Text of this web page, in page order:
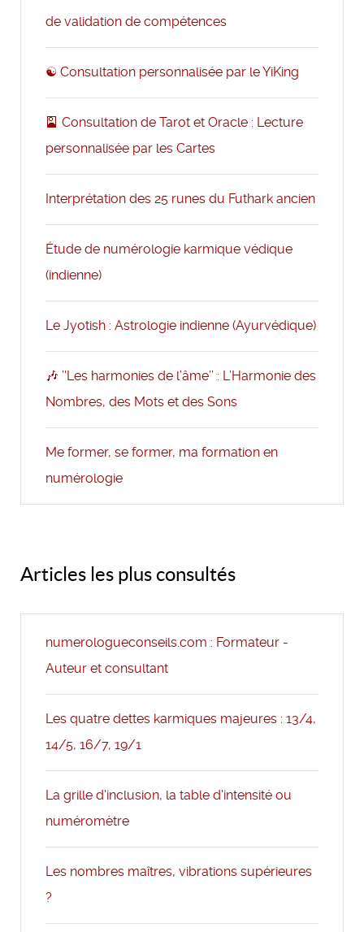
de validation de compétences
☯️ Consultation personnalisée par le YiKing
🎴 Consultation de Tarot et Oracle : Lecture
personnalisée par les Cartes
Interprétation des 25 runes du Futhark ancien
Étude de numérologie karmique védique
(indienne)
Le Jyotish : Astrologie indienne (Ayurvédique)
🎶 ’'Les harmonies de l’âme’’ : L’Harmonie des
Nombres, des Mots et des Sons
Me former, se former, ma formation en
numérologie
Articles les plus consultés
numerologueconseils.com : Formateur -
Auteur et consultant
Les quatre dettes karmiques majeures : 13/4,
14/5, 16/7, 19/1
La grille d'inclusion, la table d'intensité ou
numéromètre
Les nombres maîtres, vibrations supérieures
?